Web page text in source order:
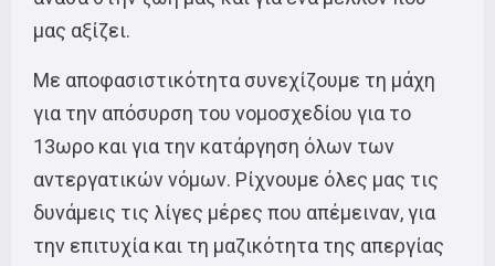
μας αξίζει.
Με αποφασιστικότητα συνεχίζουμε τη μάχη
για την απόσυρση του νομοσχεδίου για το
13ωρο και για την κατάργηση όλων των
αντεργατικών νόμων. Ρίχνουμε όλες μας τις
δυνάμεις τις λίγες μέρες που απέμειναν, για
την επιτυχία και τη μαζικότητα της απεργίας